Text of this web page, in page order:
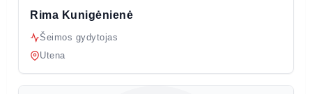
Rima Kunigėnienė
Šeimos gydytojas
Utena